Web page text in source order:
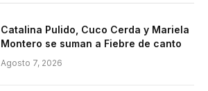
Catalina Pulido, Cuco Cerda y Mariela
Montero se suman a Fiebre de canto
Agosto 7, 2026